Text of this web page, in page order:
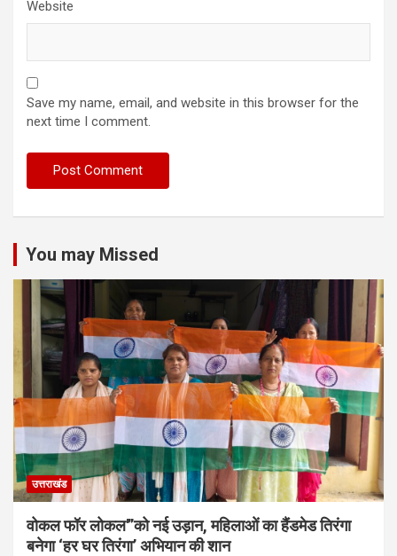
Website
Save my name, email, and website in this browser for the
next time I comment.
You may Missed
उत्तराखंड
वोकल फॉर लोकल'”को नई उड़ान, महिलाओं का हैंडमेड तिरंगा
बनेगा ‘हर घर तिरंगा’ अभियान की शान